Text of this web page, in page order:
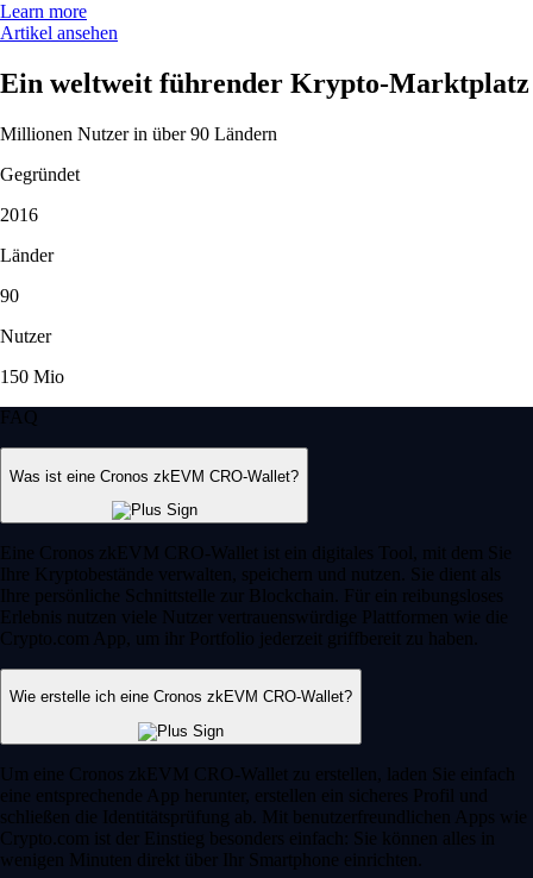
Learn more
Artikel ansehen
Ein weltweit führender Krypto-Marktplatz
Millionen Nutzer in über 90 Ländern
Gegründet
2016
Länder
90
Nutzer
150 Mio
FAQ
Was ist eine Cronos zkEVM CRO-Wallet?
Eine Cronos zkEVM CRO-Wallet ist ein digitales Tool, mit dem Sie
Ihre Kryptobestände verwalten, speichern und nutzen. Sie dient als
Ihre persönliche Schnittstelle zur Blockchain. Für ein reibungsloses
Erlebnis nutzen viele Nutzer vertrauenswürdige Plattformen wie die
Crypto.com App, um ihr Portfolio jederzeit griffbereit zu haben.
Wie erstelle ich eine Cronos zkEVM CRO-Wallet?
Um eine Cronos zkEVM CRO-Wallet zu erstellen, laden Sie einfach
eine entsprechende App herunter, erstellen ein sicheres Profil und
schließen die Identitätsprüfung ab. Mit benutzerfreundlichen Apps wie
Crypto.com ist der Einstieg besonders einfach: Sie können alles in
wenigen Minuten direkt über Ihr Smartphone einrichten.